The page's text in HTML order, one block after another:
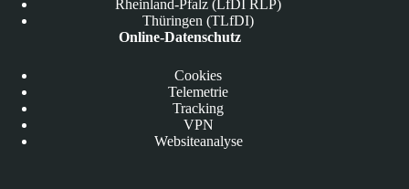
Rheinland-Pfalz (LfDI RLP)
Thüringen (TLfDI)
Online-Datenschutz
Cookies
Telemetrie
Tracking
VPN
Websiteanalyse